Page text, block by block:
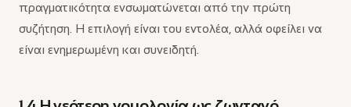
πραγματικότητα ενσωματώνεται από την πρώτη
συζήτηση. Η επιλογή είναι του εντολέα, αλλά οφείλει να
είναι ενημερωμένη και συνειδητή.